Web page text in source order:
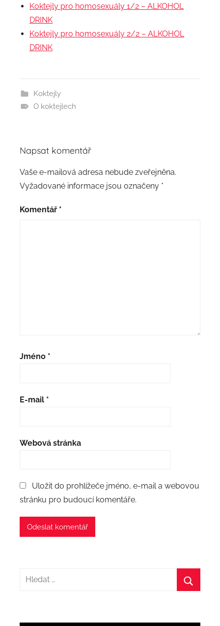
Koktejly pro homosexuály 1/2 – ALKOHOL
DRINK
Koktejly pro homosexuály 2/2 – ALKOHOL
DRINK
Koktejly
O koktejlech
Napsat komentář
Vaše e-mailová adresa nebude zveřejněna.
Vyžadované informace jsou označeny *
Komentář *
Jméno *
E-mail *
Webová stránka
Uložit do prohlížeče jméno, e-mail a webovou
stránku pro budoucí komentáře.
Hledat: